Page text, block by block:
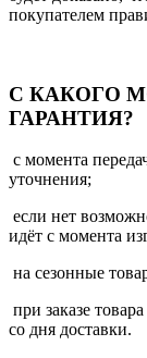
покупателем
С КАКОГО
ГАРАНТИЯ?
с момента
уточнения;
если нет
идёт с момента
на сезонные
при заказе
со дня доставки.